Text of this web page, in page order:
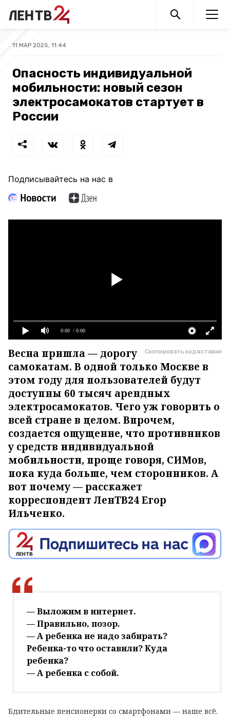
11 МАР 2025, 11:44
Опасность индивидуальной
мобильности: новый сезон
электросамокатов стартует в
России
Подписывайтесь на нас в
0:00 / 0:00
Скопировать код вставки
Весна пришла — дорогу
самокатам. В одной только Москве в
этом году для пользователей будут
доступны 60 тысяч арендных
электросамокатов. Чего уж говорить о
всей стране в целом. Впрочем,
создается ощущение, что противников
у средств индивидуальной
мобильности, проще говоря, СИМов,
пока куда больше, чем сторонников. А
вот почему — расскажет
корреспондент ЛенТВ24 Егор
Ильченко.
— Выложим в интернет.
— Правильно, позор.
— А ребенка не надо забирать?
Ребенка-то что оставили? Куда
ребенка?
— А ребенка с собой.
Бдительные пенсионерки со смартфонами — наше всё.